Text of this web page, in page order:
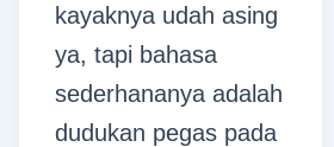
kayaknya udah asing
ya, tapi bahasa
sederhananya adalah
dudukan pegas pada